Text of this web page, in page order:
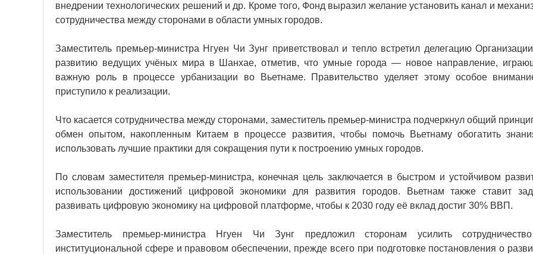
внедрении технологических решений и др. Кроме того, Фонд выразил желание установить канал и
сотрудничества между сторонами в области умных городов.
Заместитель премьер-министра Нгуен Чи Зунг приветствовал и тепло встретил делегацию
развитию ведущих учёных мира в Шанхае, отметив, что умные города — новое направление,
важную роль в процессе урбанизации во Вьетнаме. Правительство уделяет этому особое
приступило к реализации.
Что касается сотрудничества между сторонами, заместитель премьер-министра подчеркнул общий
обмен опытом, накопленным Китаем в процессе развития, чтобы помочь Вьетнаму обогатить
использовать лучшие практики для сокращения пути к построению умных городов.
По словам заместителя премьер-министра, конечная цель заключается в быстром и устойчивом
использовании достижений цифровой экономики для развития городов. Вьетнам также ставит
развивать цифровую экономику на цифровой платформе, чтобы к 2030 году её вклад достиг 30% ВВП.
Заместитель премьер-министра Нгуен Чи Зунг предложил сторонам усилить
институциональной сфере и правовом обеспечении, прежде всего при подготовке постановления о